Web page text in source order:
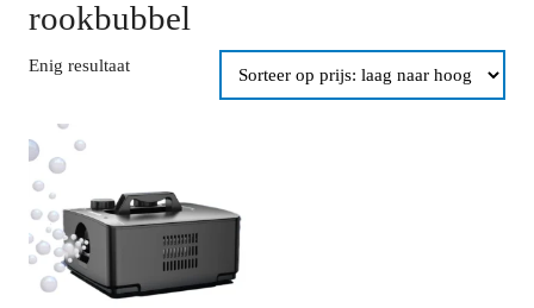
rookbubbel
Enig resultaat